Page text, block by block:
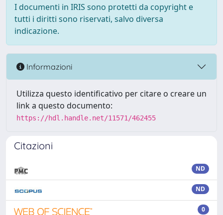
I documenti in IRIS sono protetti da copyright e
tutti i diritti sono riservati, salvo diversa
indicazione.
Informazioni
Utilizza questo identificativo per citare o creare un
link a questo documento:
https://hdl.handle.net/11571/462455
Citazioni
ND
ND
0